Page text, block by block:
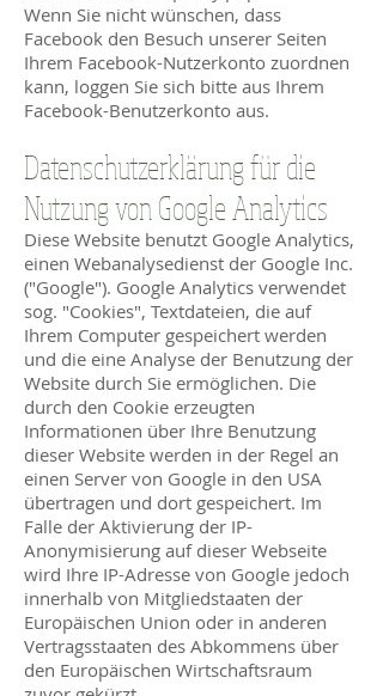
Wenn Sie nicht wünschen, dass
Facebook den Besuch unserer Seiten
Ihrem Facebook-Nutzerkonto zuordnen
kann, loggen Sie sich bitte aus Ihrem
Facebook-Benutzerkonto aus.
Datenschutzerklärung für die
Nutzung von Google Analytics
Diese Website benutzt Google Analytics,
einen Webanalysedienst der Google Inc.
("Google"). Google Analytics verwendet
sog. "Cookies", Textdateien, die auf
Ihrem Computer gespeichert werden
und die eine Analyse der Benutzung der
Website durch Sie ermöglichen. Die
durch den Cookie erzeugten
Informationen über Ihre Benutzung
dieser Website werden in der Regel an
einen Server von Google in den USA
übertragen und dort gespeichert. Im
Falle der Aktivierung der IP-
Anonymisierung auf dieser Webseite
wird Ihre IP-Adresse von Google jedoch
innerhalb von Mitgliedstaaten der
Europäischen Union oder in anderen
Vertragsstaaten des Abkommens über
den Europäischen Wirtschaftsraum